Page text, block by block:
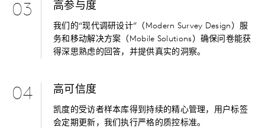
03 高参与度
我们的“现代调研设计”（Modern Survey Design）服
务和移动解决方案（Mobile Solutions）确保问卷能获
得深思熟虑的回答，并提供真实的洞察。
04 高可信度
凯度的受访者样本库得到持续的精心管理，用户标签
会定期更新，我们执行严格的质控标准。